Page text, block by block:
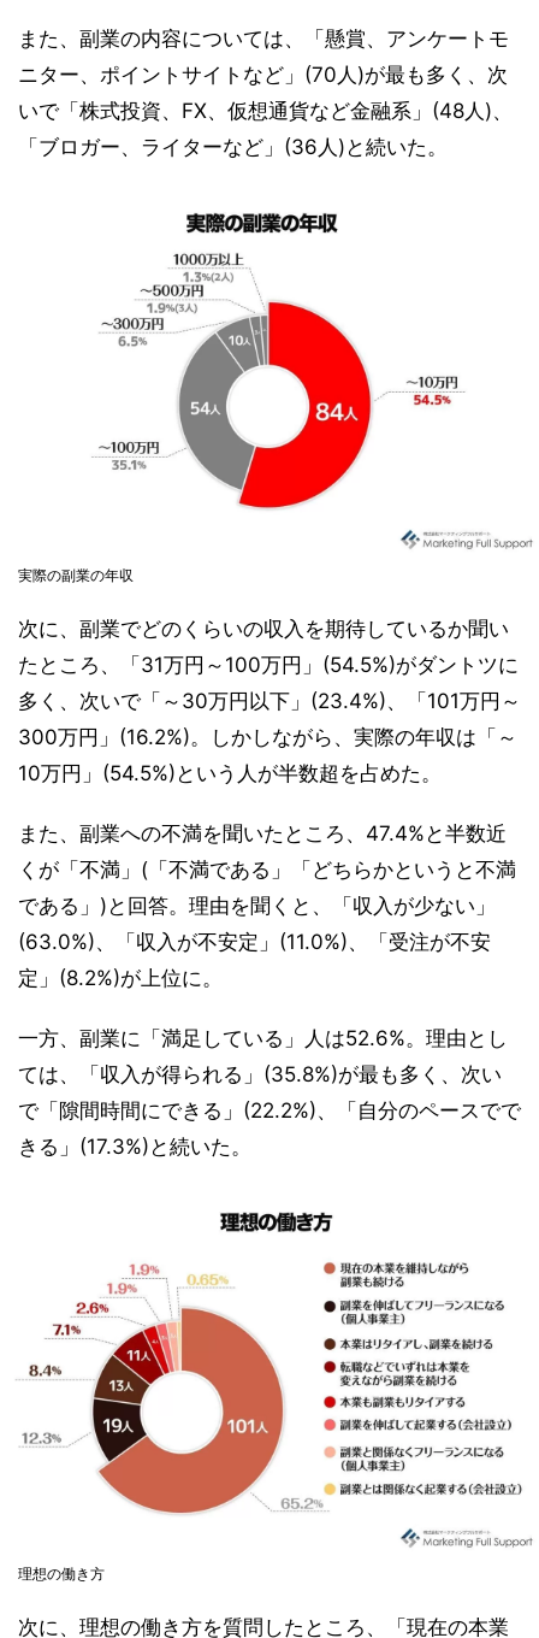
また、副業の内容については、「懸賞、アンケートモ
ニター、ポイントサイトなど」(70人)が最も多く、次
いで「株式投資、FX、仮想通貨など金融系」(48人)、
「ブロガー、ライターなど」(36人)と続いた。
実際の副業の年収
次に、副業でどのくらいの収入を期待しているか聞い
たところ、「31万円～100万円」(54.5%)がダントツに
多く、次いで「～30万円以下」(23.4%)、「101万円～
300万円」(16.2%)。しかしながら、実際の年収は「～
10万円」(54.5%)という人が半数超を占めた。
また、副業への不満を聞いたところ、47.4%と半数近
くが「不満」(「不満である」「どちらかというと不満
である」)と回答。理由を聞くと、「収入が少ない」
(63.0%)、「収入が不安定」(11.0%)、「受注が不安
定」(8.2%)が上位に。
一方、副業に「満足している」人は52.6%。理由とし
ては、「収入が得られる」(35.8%)が最も多く、次い
で「隙間時間にできる」(22.2%)、「自分のペースでで
きる」(17.3%)と続いた。
理想の働き方
次に、理想の働き方を質問したところ、「現在の本業